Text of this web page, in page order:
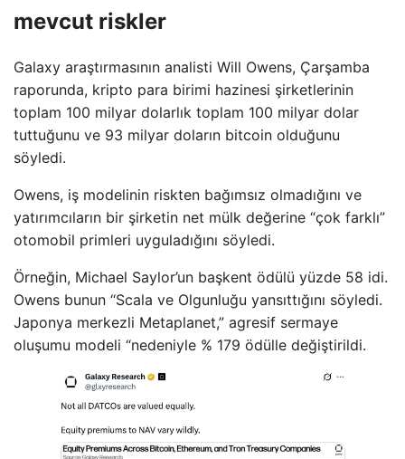
mevcut riskler
Galaxy araştırmasının analisti Will Owens, Çarşamba
raporunda, kripto para birimi hazinesi şirketlerinin
toplam 100 milyar dolarlık toplam 100 milyar dolar
tuttuğunu ve 93 milyar doların bitcoin olduğunu
söyledi.
Owens, iş modelinin riskten bağımsız olmadığını ve
yatırımcıların bir şirketin net mülk değerine “çok farklı”
otomobil primleri uyguladığını söyledi.
Örneğin, Michael Saylor’un başkent ödülü yüzde 58 idi.
Owens bunun “Scala ve Olgunluğu yansıttığını söyledi.
Japonya merkezli Metaplanet,” agresif sermaye
oluşumu modeli “nedeniyle % 179 ödülle değiştirildi.